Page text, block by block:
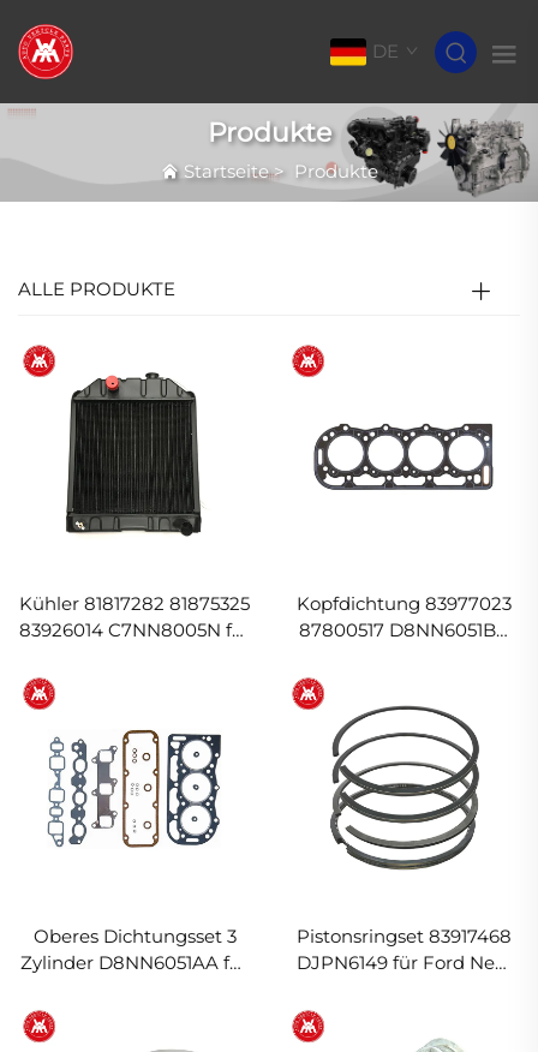
DE
Produkte
Startseite> Produkte
ALLE PRODUKTE
Kühler 81817282 81875325
83926014 C7NN8005N für
Kopfdichtung 83977023
87800517 D8NN6051BA
für Ford New Holland 5110
5610 6410 6610 6710 Motor
Oberes Dichtungsset 3
Zylinder D8NN6051AA für
3610 3910 4110 4610 3230
3430 3930 4130 4630
Pistonsringset 83917468
DJPN6149 für Ford New